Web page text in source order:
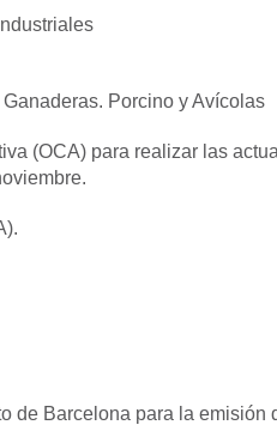
Porcino y Avícolas
(OCA) para realizar las
de Barcelona para la emisión